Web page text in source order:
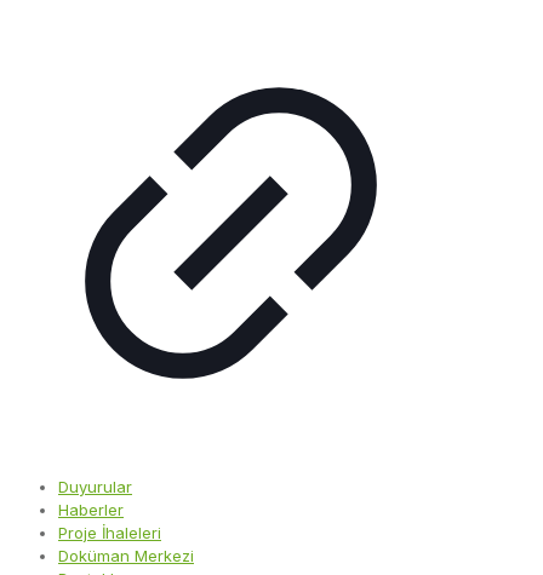
Duyurular
Haberler
Proje İhaleleri
Doküman Merkezi